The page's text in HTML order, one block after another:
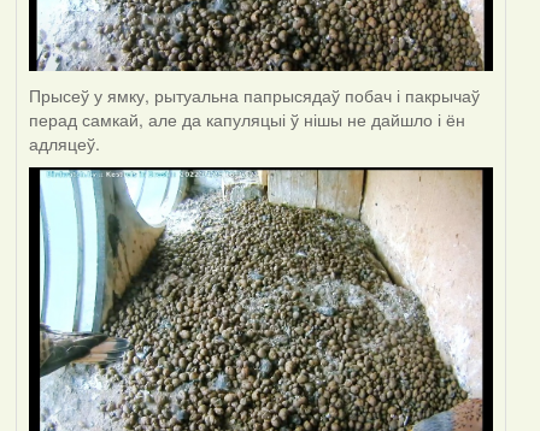
Прысеў у ямку, рытуальна папрысядаў побач і пакрычаў
перад самкай, але да капуляцыі ў нішы не дайшло і ён
адляцеў.